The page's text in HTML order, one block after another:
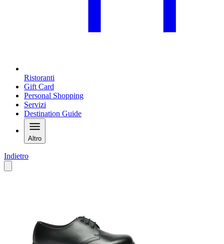
Ristoranti
Gift Card
Personal Shopping
Servizi
Destination Guide
Altro
Indietro